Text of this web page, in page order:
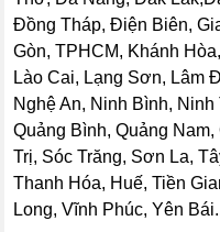
Đồng Tháp, Điện Biên,
Gòn, TPHCM, Khánh
Lào Cai, Lạng Sơn, Lâm
Nghệ An, Ninh Bình,
Quảng Bình, Quảng
Trị, Sóc Trăng, Sơn La,
Thanh Hóa, Huế, Tiền
Long, Vĩnh Phúc, Yên